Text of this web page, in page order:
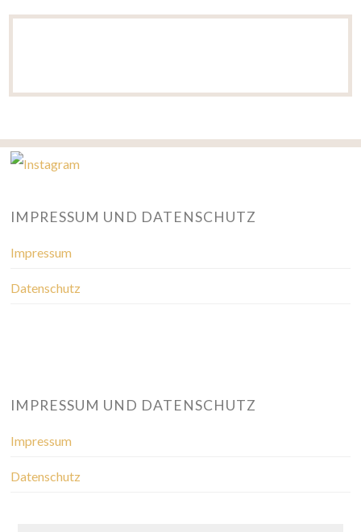
IMPRESSUM UND DATENSCHUTZ
Impressum
Datenschutz
IMPRESSUM UND DATENSCHUTZ
Impressum
Datenschutz